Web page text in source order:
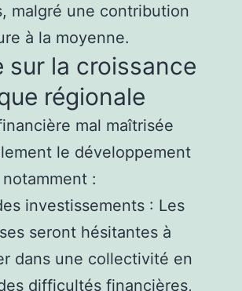
malgré une contribution
à la moyenne.
sur la croissance
régionale
mal maîtrisée
le développement
:
investissements : Les
seront hésitantes à
dans une collectivité en
difficultés financières,